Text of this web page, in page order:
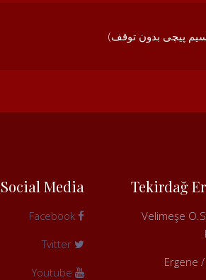
Tekirdağ
Velimeşe
Ergene
Social Media
Youtube